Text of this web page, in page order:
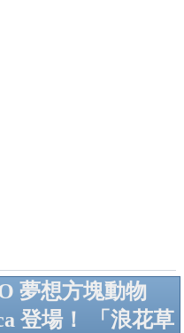
夢想方塊動物
登場！ 「浪花草